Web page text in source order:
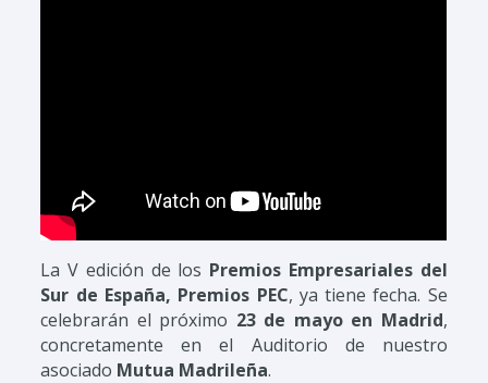
La V edición de los Premios Empresariales del
Sur de España, Premios PEC, ya tiene fecha. Se
celebrarán el próximo 23 de mayo en Madrid,
concretamente en el Auditorio de nuestro
asociado Mutua Madrileña.